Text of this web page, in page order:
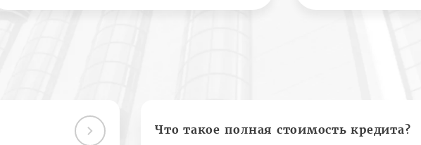
Что такое полная стоимость кредита?